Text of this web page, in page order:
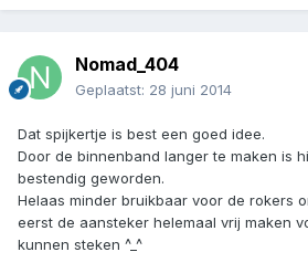
Nomad_404
Geplaatst: 28 juni 2014
Dat spijkertje is best een goed idee.
Door de binnenband langer te maken is
bestendig geworden.
Helaas minder bruikbaar voor de rokers
eerst de aansteker helemaal vrij maken
kunnen steken ^_^